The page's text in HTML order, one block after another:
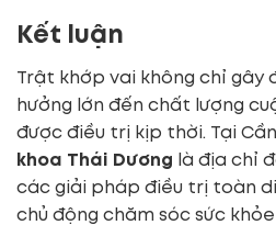
Kết luận
Trật khớp vai không chỉ gây
hưởng lớn đến chất lượng
được điều trị kịp thời. Tại Cần
khoa Thái Dương là địa chỉ
các giải pháp điều trị toàn
chủ động chăm sóc sức